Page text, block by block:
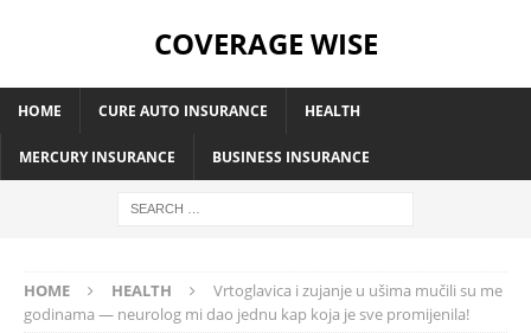
COVERAGE WISE
HOME CURE AUTO INSURANCE HEALTH
MERCURY INSURANCE BUSINESS INSURANCE
HOME HEALTH
Vrtoglavica i zujanje u ušima mučili su me
godinama — neurolog mi dao jednu kap koja je sve promijenila!